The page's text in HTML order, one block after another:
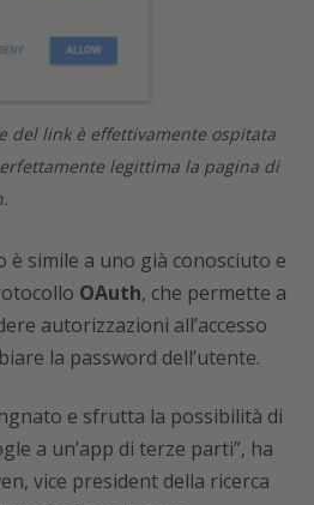
legittima la pagina di
è simile a uno già conosciuto e
OAuth, che permette a
autorizzazioni all’accesso
la password dell’utente.
e sfrutta la possibilità di
a un’app di terze parti”, ha
vice president della ricerca